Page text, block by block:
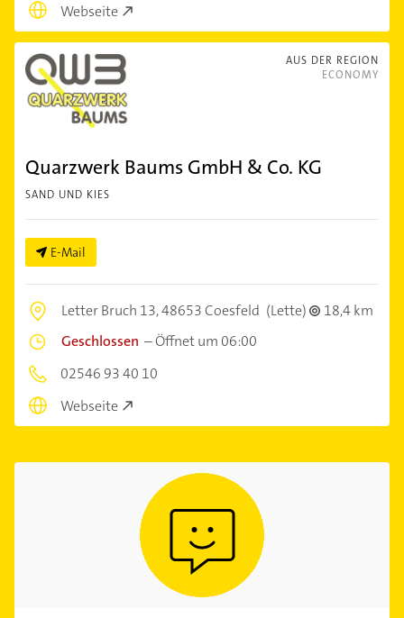
Webseite
AUS DER REGION
ECONOMY
Quarzwerk Baums GmbH & Co. KG
SAND UND KIES
E-Mail
Letter Bruch 13,48653 Coesfeld (Lette)
18,4 km
Geschlossen –Öffnet um 06:00
02546 93 40 10
Webseite